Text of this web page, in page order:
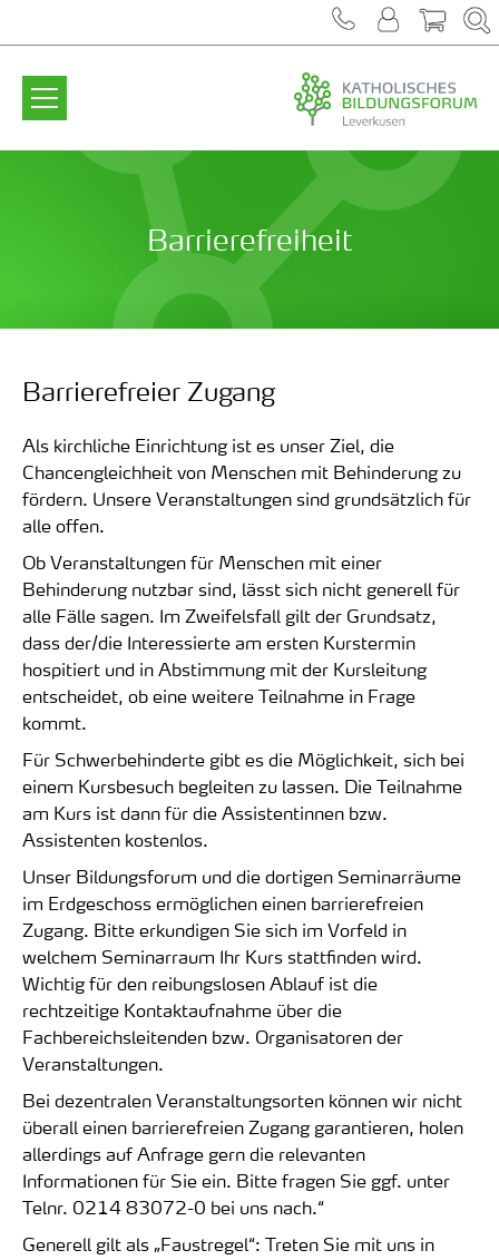
Barrierefreiheit
Barrierefreier Zugang
Als kirchliche Einrichtung ist es unser Ziel, die
Chancengleichheit von Menschen mit Behinderung zu
fördern. Unsere Veranstaltungen sind grundsätzlich für
alle offen.
Ob Veranstaltungen für Menschen mit einer
Behinderung nutzbar sind, lässt sich nicht generell für
alle Fälle sagen. Im Zweifelsfall gilt der Grundsatz,
dass der/die Interessierte am ersten Kurstermin
hospitiert und in Abstimmung mit der Kursleitung
entscheidet, ob eine weitere Teilnahme in Frage
kommt.
Für Schwerbehinderte gibt es die Möglichkeit, sich bei
einem Kursbesuch begleiten zu lassen. Die Teilnahme
am Kurs ist dann für die Assistentinnen bzw.
Assistenten kostenlos.
Unser Bildungsforum und die dortigen Seminarräume
im Erdgeschoss ermöglichen einen barrierefreien
Zugang. Bitte erkundigen Sie sich im Vorfeld in
welchem Seminarraum Ihr Kurs stattfinden wird.
Wichtig für den reibungslosen Ablauf ist die
rechtzeitige Kontaktaufnahme über die
Fachbereichsleitenden bzw. Organisatoren der
Veranstaltungen.
Bei dezentralen Veranstaltungsorten können wir nicht
überall einen barrierefreien Zugang garantieren, holen
allerdings auf Anfrage gern die relevanten
Informationen für Sie ein. Bitte fragen Sie ggf. unter
Telnr. 0214 83072-0 bei uns nach.“
Generell gilt als „Faustregel“: Treten Sie mit uns in